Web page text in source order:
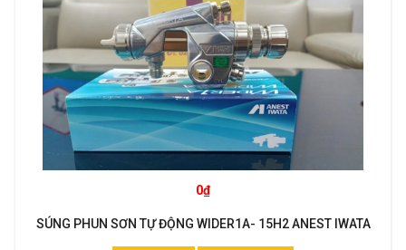
0₫
SÚNG PHUN SƠN TỰ ĐỘNG WIDER1A- 15H2 ANEST IWATA